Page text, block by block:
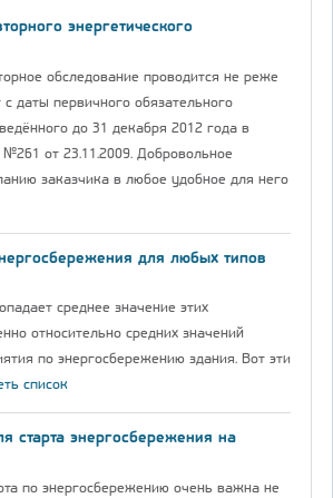
энергетического
обследование проводится не реже
даты первичного обязательного
до 31 декабря 2012 года в
от 23.11.2009. Добровольное
заказчика в любое удобное для него
для любых типов
среднее значение этих
относительно средних значений
по энергосбережению здания. Вот эти
список
старта энергосбережения на
по энергосбережению очень важна не